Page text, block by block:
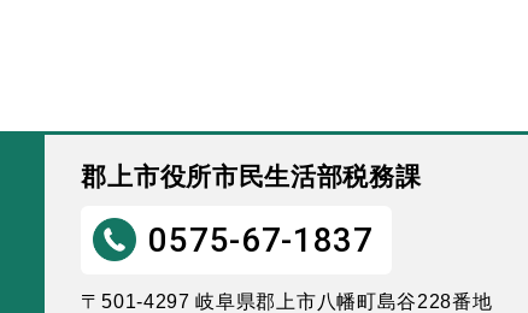
郡上市役所市民生活部税務課
0575-67-1837
〒501-4297 岐阜県郡上市八幡町島谷228番地